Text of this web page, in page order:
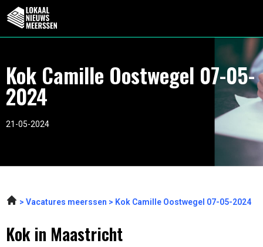
Kok Camille Oostwegel 07-05-
2024
21-05-2024
Vacatures meerssen Kok Camille Oostwegel 07-05-2024
Kok in Maastricht